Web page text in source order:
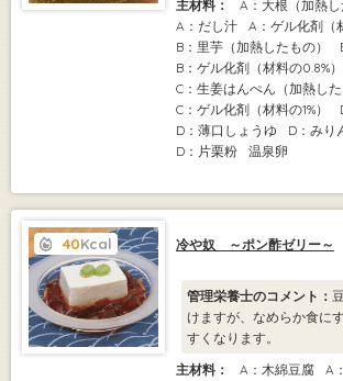
主材料：
A：大根（加熱し
A：だし汁
A：ゲル化剤（
B：里芋（加熱したもの）
B：ゲル化剤（材料の0.8%）
C：生姜はんぺん（加熱した
C：ゲル化剤（材料の1%）
D：薄口しょうゆ
D：みり
D：片栗粉
温泉卵
40Kcal 冷や奴 ～ポン酢ゼリー～
管理栄養士のコメント：
けますが、なめらか食に
すくなります。
主材料：
A：木綿豆腐
A